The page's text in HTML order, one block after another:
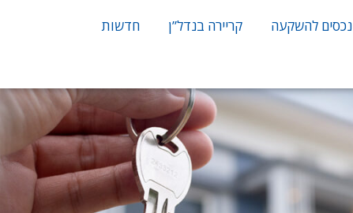
נכסים להשקעה קריירה בנדל”ן
חדשות